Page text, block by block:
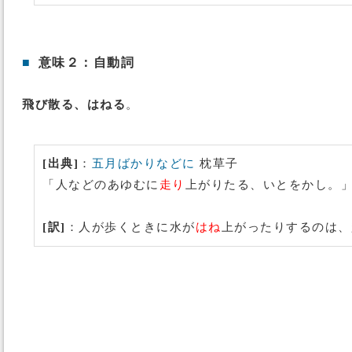
■ 意味２：自動詞
飛び散る、はねる 。
[出典] ： 五月ばかりなどに 枕草子
「人などのあゆむに 走り 上がりたる、いとをかし。」
[訳] ：人が歩くときに水がはね 上がったりするのは、